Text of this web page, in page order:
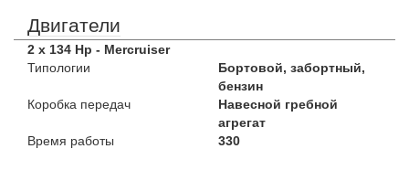
Двигатели
2 x 134 Hp - Mercruiser
Типологии
Бортовой, забортный,
бензин
Коробка передач
Навесной гребной
агрегат
Время работы
330